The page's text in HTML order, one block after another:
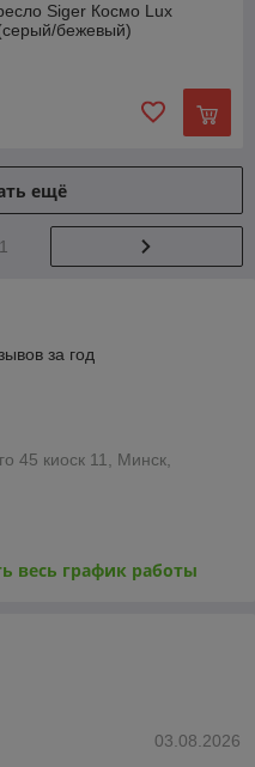
Siger Космо Lux
бежевый)
ещё
за год
45 киоск 11, Минск,
весь график работы
03.08.2026